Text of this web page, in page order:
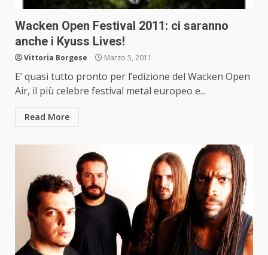
Wacken Open Festival 2011: ci saranno
anche i Kyuss Lives!
Vittoria Borgese Marzo 5, 2011
E’ quasi tutto pronto per l’edizione del Wacken Open
Air, il più celebre festival metal europeo e...
Read More